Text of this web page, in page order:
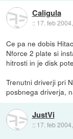
Caligula
:: 17. feb
Ce pa ne dobis
Nforce 2 plate si
hitrosti in je disk
Trenutni driverji pri
posbnega driverja,
JustVi
:: 17. feb